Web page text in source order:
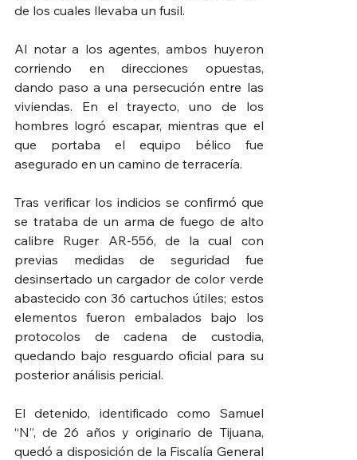
de los cuales llevaba un fusil.
Al notar a los agentes, ambos huyeron
corriendo en direcciones opuestas,
dando paso a una persecución entre las
viviendas. En el trayecto, uno de los
hombres logró escapar, mientras que el
que portaba el equipo bélico fue
asegurado en un camino de terracería.
Tras verificar los indicios se confirmó que
se trataba de un arma de fuego de alto
calibre Ruger AR-556, de la cual con
previas medidas de seguridad fue
desinsertado un cargador de color verde
abastecido con 36 cartuchos útiles; estos
elementos fueron embalados bajo los
protocolos de cadena de custodia,
quedando bajo resguardo oficial para su
posterior análisis pericial.
El detenido, identificado como Samuel
“N”, de 26 años y originario de Tijuana,
quedó a disposición de la Fiscalía General